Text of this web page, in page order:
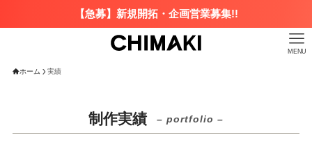
【急募】新規開拓・企画営業募集!!
MENU
ホーム 実績
制作実績 – portfolio –